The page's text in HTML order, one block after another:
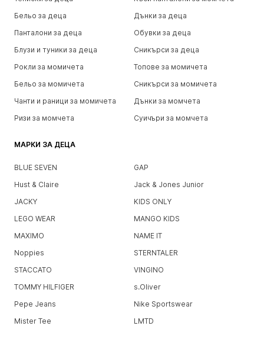
Бельо за деца
Дънки за деца
Панталони за деца
Обувки за деца
Блузи и туники за деца
Сникърси за деца
Рокли за момичета
Топове за момичета
Бельо за момичета
Сникърси за момичета
Чанти и раници за момичета
Дънки за момчета
Ризи за момчета
Суичъри за момчета
МАРКИ ЗА ДЕЦА
BLUE SEVEN
GAP
Hust & Claire
Jack & Jones Junior
JACKY
KIDS ONLY
LEGO WEAR
MANGO KIDS
MAXIMO
NAME IT
Noppies
STERNTALER
STACCATO
VINGINO
TOMMY HILFIGER
s.Oliver
Pepe Jeans
Nike Sportswear
Mister Tee
LMTD